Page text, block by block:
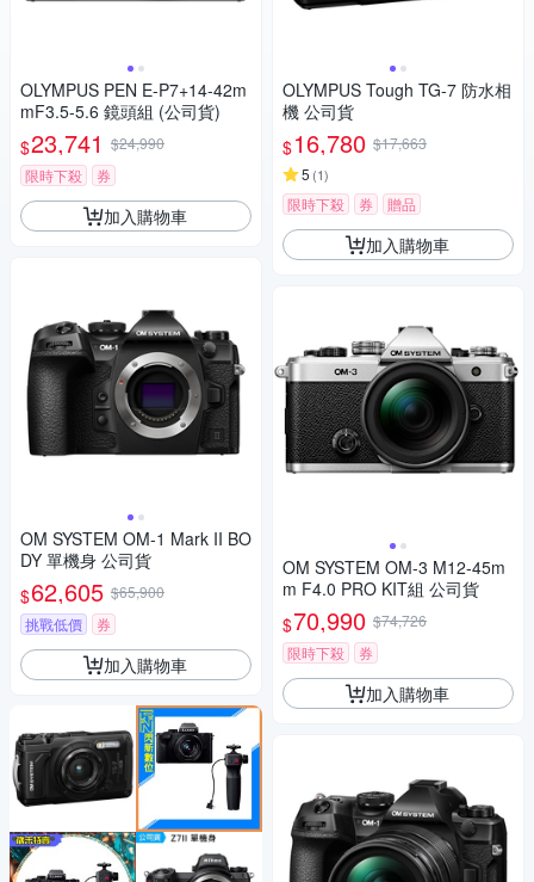
OLYMPUS PEN E-P7+14-42m
mF3.5-5.6 鏡頭組 (公司貨)
$23,741 $24,990
限時下殺
券
加入購物車
OM SYSTEM OM-1 Mark II BO
DY 單機身 公司貨
$62,605 $65,900
挑戰低價
券
加入購物車
OLYMPUS Tough TG-7 防水相
機 公司貨
$16,780 $17,663
5 (1)
限時下殺 券 贈品
加入購物車
OM SYSTEM OM-3 M12-45m
m F4.0 PRO KIT組 公司貨
$70,990 $74,726
限時下殺
券
加入購物車